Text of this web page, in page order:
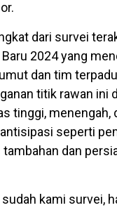
dari survei
Baru 2024 yang
dan tim
titik rawan ini
tinggi, menengah,
seperti
dan
kami survei,